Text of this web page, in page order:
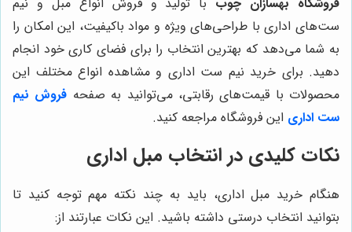
ست‌های اداری با طراحی‌های ویژه و مواد باکیفیت، این امکان را
به شما می‌دهد که بهترین انتخاب را برای فضای کاری خود انجام
دهید. برای خرید نیم ست اداری و مشاهده انواع مختلف این
محصولات با قیمت‌های رقابتی، می‌توانید به صفحه فروش نیم
ست اداری این فروشگاه مراجعه کنید.
نکات کلیدی در انتخاب مبل اداری
هنگام خرید مبل اداری، باید به چند نکته مهم توجه کنید تا
بتوانید انتخاب درستی داشته باشید. این نکات عبارتند از: